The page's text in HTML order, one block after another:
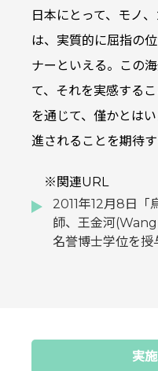
日本にとって、モノ
は、実質的に屈指の
ナーといえる。この
て、それを実感する
を通じて、僅かとは
進されることを期待す
※関連URL
2011年12月8日「
師、王金河
名誉博士学位を授
実